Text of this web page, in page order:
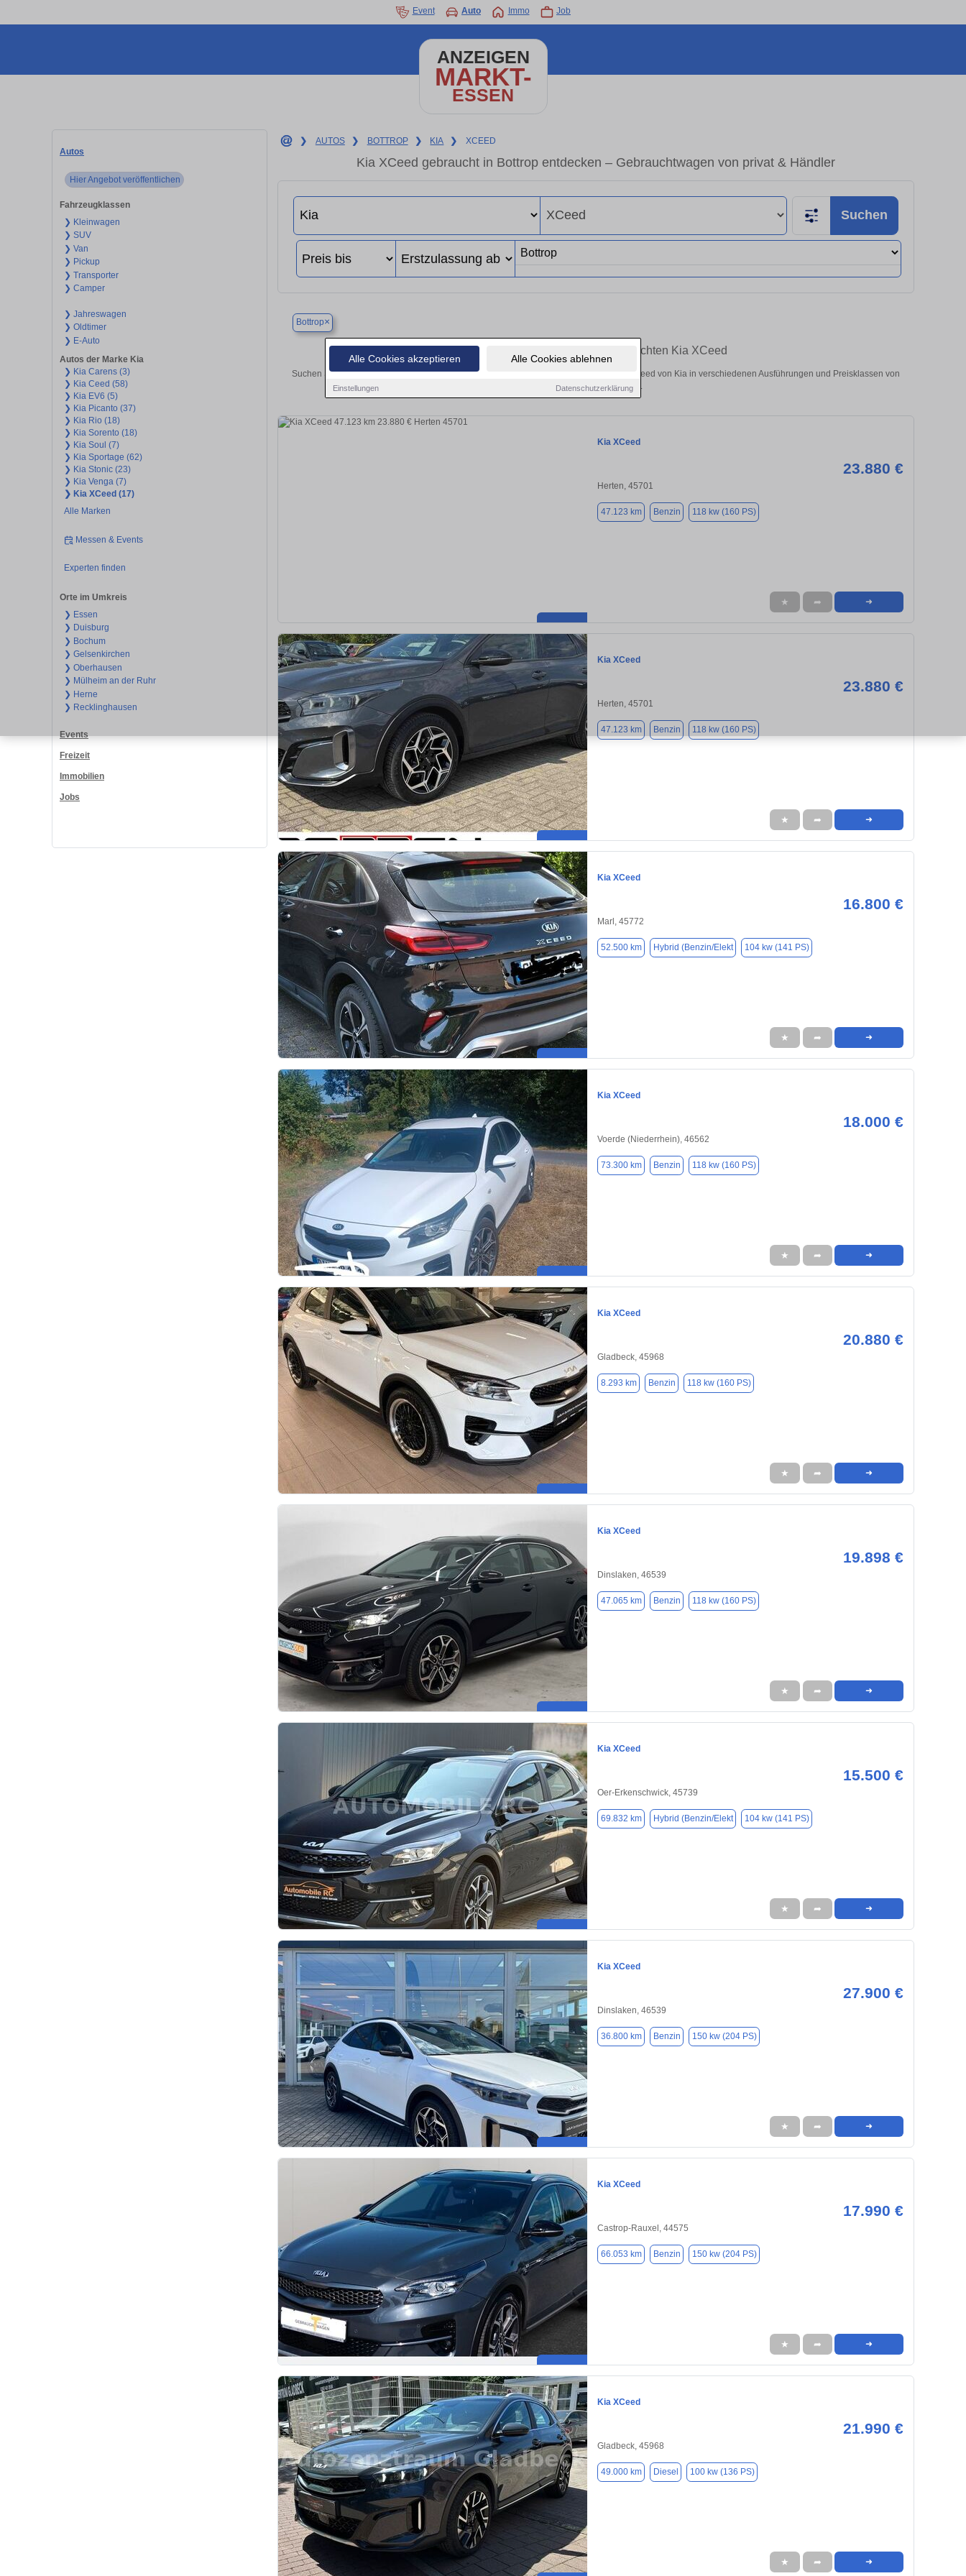
Alle Cookies akzeptieren Alle Cookies ablehnen
Einstellungen Datenschutzerklärung
Event Auto Immo Job
ANZEIGEN
MARKT-
ESSEN
Autos
Hier Angebot veröffentlichen
Fahrzeugklassen
❯ Kleinwagen
❯ SUV
❯ Van
❯ Pickup
❯ Transporter
❯ Camper
❯ Jahreswagen
❯ Oldtimer
❯ E-Auto
Autos der Marke Kia
❯ Kia Carens (3)
❯ Kia Ceed (58)
❯ Kia EV6 (5)
❯ Kia Picanto (37)
❯ Kia Rio (18)
❯ Kia Sorento (18)
❯ Kia Soul (7)
❯ Kia Sportage (62)
❯ Kia Stonic (23)
❯ Kia Venga (7)
❯ Kia XCeed (17)
Alle Marken
Messen & Events
Experten finden
Orte im Umkreis
❯ Essen
❯ Duisburg
❯ Bochum
❯ Gelsenkirchen
❯ Oberhausen
❯ Mülheim an der Ruhr
❯ Herne
❯ Recklinghausen
Events
Freizeit
Immobilien
Jobs
❯ AUTOS ❯ BOTTROP ❯ KIA ❯ XCEED
Kia XCeed gebraucht in Bottrop entdecken – Gebrauchtwagen von privat & Händler
Suchen
Bottrop×
Finden Sie in Bottrop Ihren gebrauchten Kia XCeed
Suchen Sie in Bottrop einen Kia XCeed Gebrauchtwagen? Entdecken Sie gebrauchte XCeed von Kia in verschiedenen Ausführungen und Preisklassen von
privat und vom Händler.
Kia XCeed
23.880 €
Herten, 45701
47.123 km Benzin 118 kw (160 PS)
★ ➦ ➜
Kia XCeed
23.880 €
Herten, 45701
47.123 km Benzin 118 kw (160 PS)
★ ➦ ➜
Kia XCeed
16.800 €
Marl, 45772
52.500 km Hybrid (Benzin/Elekt 104 kw (141 PS)
★ ➦ ➜
Kia XCeed
18.000 €
Voerde (Niederrhein), 46562
73.300 km Benzin 118 kw (160 PS)
★ ➦ ➜
Kia XCeed
20.880 €
Gladbeck, 45968
8.293 km Benzin 118 kw (160 PS)
★ ➦ ➜
Kia XCeed
19.898 €
Dinslaken, 46539
47.065 km Benzin 118 kw (160 PS)
★ ➦ ➜
Kia XCeed
15.500 €
Oer-Erkenschwick, 45739
69.832 km Hybrid (Benzin/Elekt 104 kw (141 PS)
★ ➦ ➜
Kia XCeed
27.900 €
Dinslaken, 46539
36.800 km Benzin 150 kw (204 PS)
★ ➦ ➜
Kia XCeed
17.990 €
Castrop-Rauxel, 44575
66.053 km Benzin 150 kw (204 PS)
★ ➦ ➜
Kia XCeed
21.990 €
Gladbeck, 45968
49.000 km Diesel 100 kw (136 PS)
★ ➦ ➜